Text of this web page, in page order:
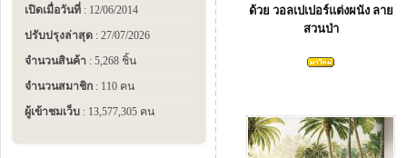
เปิดเมื่อวันที่ : 12/06/2014
ปรับปรุงล่าสุด : 27/07/2026
จำนวนสินค้า : 5,268 ชิ้น
จำนวนสมาชิก : 110 คน
ผู้เข้าชมเว็บ : 13,577,305 คน
ด้วย วอลเปเปอร์แต่งผนัง ลาย
สวนป่า